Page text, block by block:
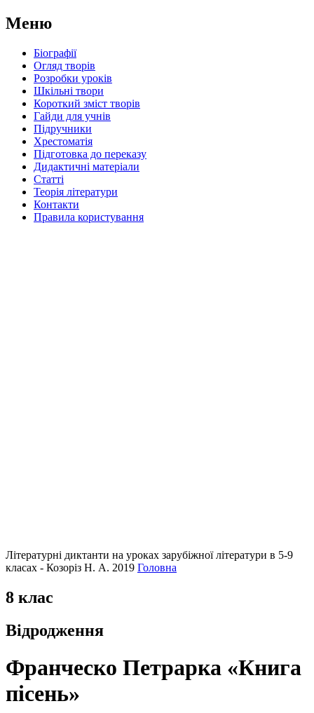
Меню
Біографії
Огляд творів
Розробки уроків
Шкільні твори
Короткий зміст творів
Гайди для учнів
Підручники
Хрестоматія
Підготовка до переказу
Дидактичні матеріали
Статті
Теорія літератури
Контакти
Правила користування
Літературні диктанти на уроках зарубіжної літератури в 5-9
класах - Козоріз Н. А. 2019 Головна
8 клас
Відродження
Франческо Петрарка «Книга
пісень»